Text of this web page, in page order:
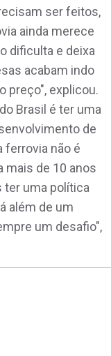
ser feitos,
ainda merece
dificulta e deixa
acabam indo
preço", explicou.
Brasil é ter uma
de
ferrovia não é
mais de 10 anos
ter uma política
além de um
um desafio",